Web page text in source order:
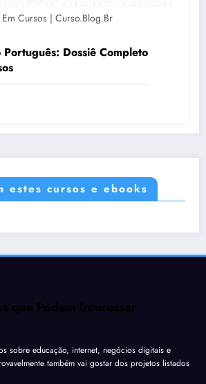
Em Cursos | Curso.blog.br
Dossiê Completo
estes cursos e ebooks
que Podem Interessar
sobre educação, internet, negócios digitais e
também vai gostar dos projetos listados